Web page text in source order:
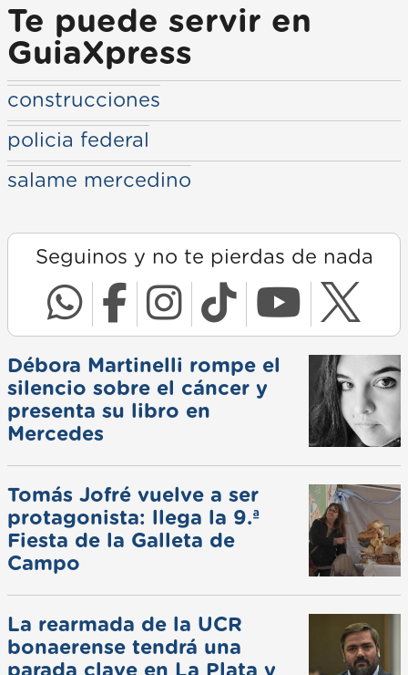
Te puede servir en
GuiaXpress
construcciones
policia federal
salame mercedino
Seguinos y no te pierdas de nada
Débora Martinelli rompe el
silencio sobre el cáncer y
presenta su libro en
Mercedes
Tomás Jofré vuelve a ser
protagonista: llega la 9.ª
Fiesta de la Galleta de
Campo
La rearmada de la UCR
bonaerense tendrá una
parada clave en La Plata y